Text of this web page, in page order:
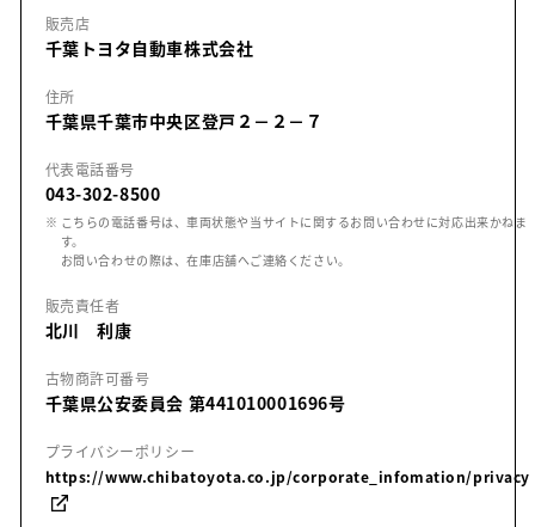
販売店
千葉トヨタ自動車株式会社
住所
千葉県千葉市中央区登戸２－２－７
代表電話番号
043-302-8500
※ こちらの電話番号は、車両状態や当サイトに関するお問い合わせに対応出来かねま
す。
お問い合わせの際は、在庫店舗へご連絡ください。
販売責任者
北川 利康
古物商許可番号
千葉県公安委員会 第441010001696号
プライバシーポリシー
https://www.chibatoyota.co.jp/corporate_infomation/privacy